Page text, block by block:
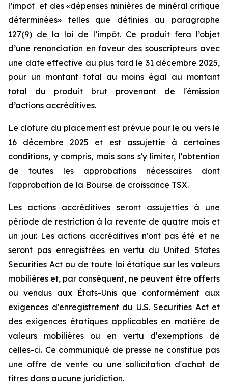
l’impôt et des «dépenses minières de minéral critique
déterminées» telles que définies au paragraphe
127(9) de la loi de l’impôt. Ce produit fera l’objet
d’une renonciation en faveur des souscripteurs avec
une date effective au plus tard le 31 décembre 2025,
pour un montant total au moins égal au montant
total du produit brut provenant de l'émission
d’actions accréditives.
Le clôture du placement est prévue pour le ou vers le
16 décembre 2025 et est assujettie à certaines
conditions, y compris, mais sans s'y limiter, l'obtention
de toutes les approbations nécessaires dont
l'approbation de la Bourse de croissance TSX.
Les actions accréditives seront assujetties à une
période de restriction à la revente de quatre mois et
un jour. Les actions accréditives n'ont pas été et ne
seront pas enregistrées en vertu du United States
Securities Act ou de toute loi étatique sur les valeurs
mobilières et, par conséquent, ne peuvent être offerts
ou vendus aux États-Unis que conformément aux
exigences d'enregistrement du U.S. Securities Actet
des exigences étatiques applicables en matière de
valeurs mobilières ou en vertu d'exemptions de
celles-ci. Ce communiqué de presse ne constitue pas
une offre de vente ou une sollicitation d'achat de
titres dans aucune juridiction.